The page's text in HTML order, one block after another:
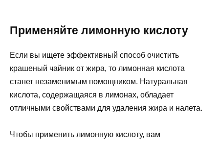
Применяйте лимонную кислоту
Если вы ищете эффективный способ очистить
крашеный чайник от жира, то лимонная кислота
станет незаменимым помощником. Натуральная
кислота, содержащаяся в лимонах, обладает
отличными свойствами для удаления жира и налета.
Чтобы применить лимонную кислоту, вам